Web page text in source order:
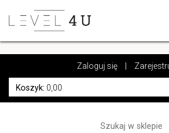
https://www.high-endrolex.com/17
Zaloguj się
Koszyk: 0,00
https://www.high-endrolex.com/17